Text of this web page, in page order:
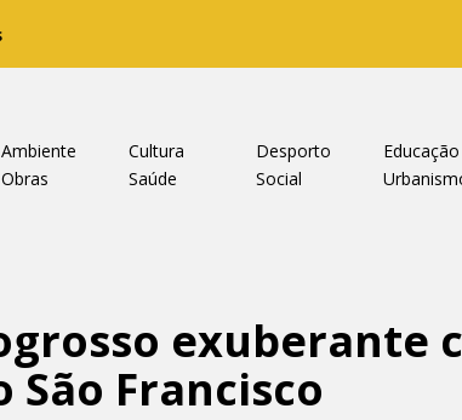
Ambiente Cultura Desporto Educação
Obras
Saúde Social
exuberante
São Francisco